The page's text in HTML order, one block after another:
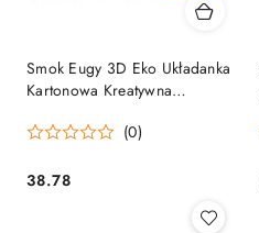
Smok Eugy 3D Eko Układanka
Kartonowa Kreatywna
(0)
Cena:
38.78